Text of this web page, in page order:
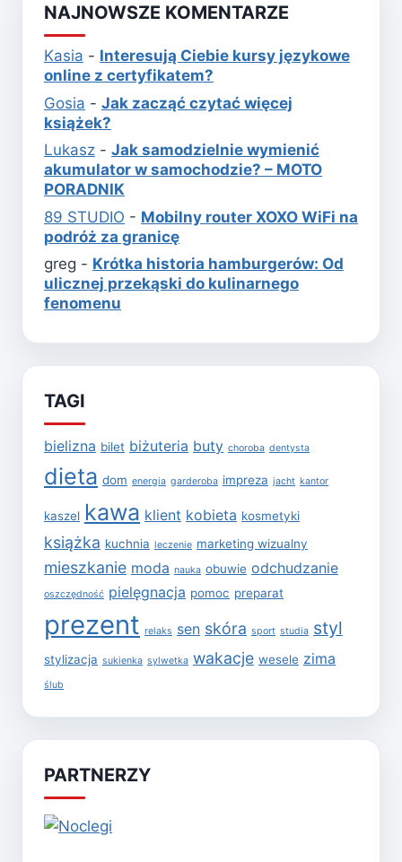
NAJNOWSZE KOMENTARZE
Kasia - Interesują Ciebie kursy językowe
online z certyfikatem?
Gosia - Jak zacząć czytać więcej
książek?
Lukasz - Jak samodzielnie wymienić
akumulator w samochodzie? – MOTO
PORADNIK
89 STUDIO - Mobilny router XOXO WiFi na
podróż za granicę
greg - Krótka historia hamburgerów: Od
ulicznej przekąski do kulinarnego
fenomenu
TAGI
bielizna bilet biżuteria buty choroba dentysta
dieta dom energia garderoba impreza jacht kantor
kaszel kawa klient kobieta kosmetyki
książka kuchnia leczenie marketing wizualny
mieszkanie moda nauka obuwie odchudzanie
oszczędność pielęgnacja pomoc preparat
prezent relaks sen skóra sport studia styl
stylizacja sukienka sylwetka wakacje wesele zima
ślub
PARTNERZY